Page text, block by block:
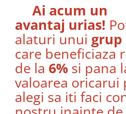
Ai acum un
avantaj urias!
alaturi unui grup
care beneficiaza
de la 6% si pana
valoarea oricarui
alegi sa iti faci